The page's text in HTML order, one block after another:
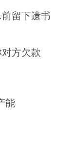
留下遗书
方欠款
能